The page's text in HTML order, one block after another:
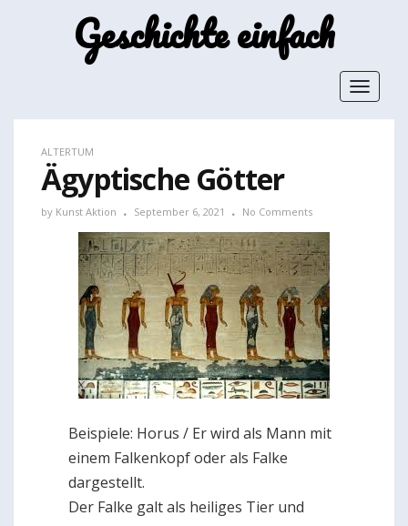
Geschichte einfach
Toggle
ALTERTUM
Ägyptische Götter
by Kunst Aktion September 6, 2021 No Comments
Beispiele: Horus / Er wird als Mann mit
einem Falkenkopf oder als Falke
dargestellt.
Der Falke galt als heiliges Tier und